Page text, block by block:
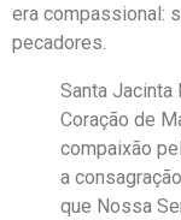
era compassional:
pecadores.
Santa Jacinta
Coração de
compaixão
a
que Nossa